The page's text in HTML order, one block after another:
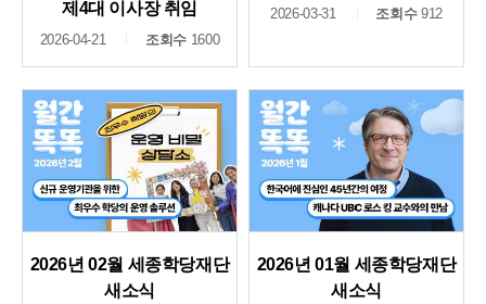
제4대 이사장 취임
2026-04-21 조회수 1600
2026-03-31 조회수912
2026년 02월 세종학당재단
새소식
2026년 01월 세종학당재단
새소식